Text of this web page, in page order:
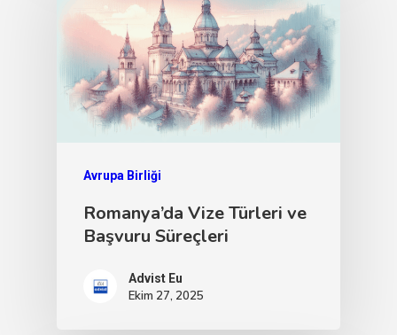
Avrupa Birliği
Romanya’da Vize Türleri ve
Başvuru Süreçleri
Advist Eu
Ekim 27, 2025